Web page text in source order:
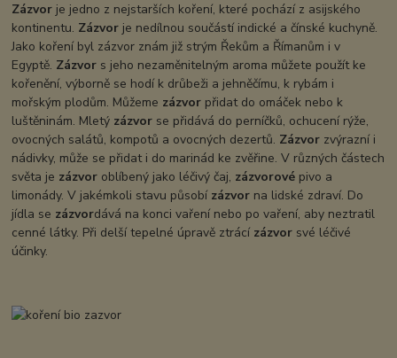
Zázvor je jedno z nejstarších koření, které pochází z asijského
kontinentu. Zázvor je nedílnou součástí indické a čínské kuchyně.
Jako koření byl zázvor znám již strým Řekům a Římanům i v
Egyptě. Zázvor s jeho nezaměnitelným aroma můžete použít ke
kořenění, výborně se hodí k drůbeži a jehněčímu, k rybám i
mořským plodům. Můžeme zázvor přidat do omáček nebo k
luštěninám. Mletý zázvor se přidává do perníčků, ochucení rýže,
ovocných salátů, kompotů a ovocných dezertů. Zázvor zvýrazní i
nádivky, může se přidat i do marinád ke zvěřine. V různých částech
světa je zázvor oblíbený jako léčivý čaj, zázvorové pivo a
limonády. V jakémkoli stavu působí zázvor na lidské zdraví. Do
jídla se zázvordává na konci vaření nebo po vaření, aby neztratil
cenné látky. Při delší tepelné úpravě ztrácí zázvor své léčivé
účinky.